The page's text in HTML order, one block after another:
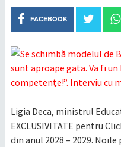
FACEBOOK
Ligia Deca, ministrul
EXCLUSIVITATE pentru
din anul 2028 – 2029.